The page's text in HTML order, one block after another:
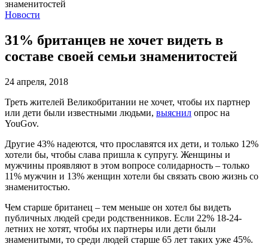
Новости
31% британцев не хочет видеть в
составе своей семьи знаменитостей
24 апреля, 2018
Треть жителей Великобритании не хочет, чтобы их партнер
или дети были известными людьми, выяснил опрос на
YouGov.
Другие 43% надеются, что прославятся их дети, и только 12%
хотели бы, чтобы слава пришла к супругу. Женщины и
мужчины проявляют в этом вопросе солидарность – только
11% мужчин и 13% женщин хотели бы связать свою жизнь со
знаменитостью.
Чем старше британец – тем меньше он хотел бы видеть
публичных людей среди родственников. Если 22% 18-24-
летних не хотят, чтобы их партнеры или дети были
знаменитыми, то среди людей старше 65 лет таких уже 45%.